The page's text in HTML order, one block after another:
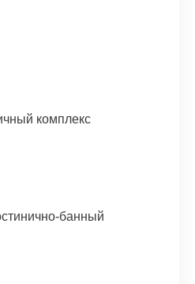
комплекс
банный